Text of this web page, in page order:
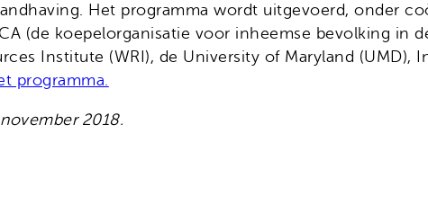
Het programma wordt uitgevoerd, onder
(de koepelorganisatie voor inheemse bevolking in
Institute (WRI), de University of Maryland (UMD),
programma.
2018.